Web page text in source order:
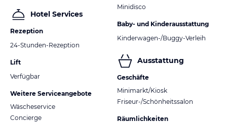
Hotel Services
Rezeption
24-Stunden-Rezeption
Lift
Verfügbar
Weitere Serviceangebote
Wäscheservice
Concierge
Minidisco
Baby- und Kinderausstattung
Kinderwagen-/Buggy-Verleih
Ausstattung
Geschäfte
Minimarkt/Kiosk
Friseur-/Schönheitssalon
Räumlichkeiten